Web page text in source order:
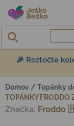
Prejsť na obsah
🎉 Roztočte
Domov / Topánky
TOPÁNKY
Značka: Froddo